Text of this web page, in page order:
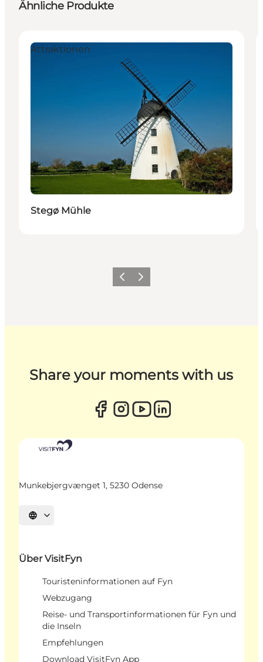
Ähnliche Produkte
Attraktionen
Stegø Mühle
ZurückWeiter
Share your moments with us
Munkebjergvænget 1, 5230 Odense
Sprache auswählen
Über VisitFyn
Touristeninformationen auf Fyn
Webzugang
Reise- und Transportinformationen für Fyn und
die Inseln
Empfehlungen
Download VisitFyn App